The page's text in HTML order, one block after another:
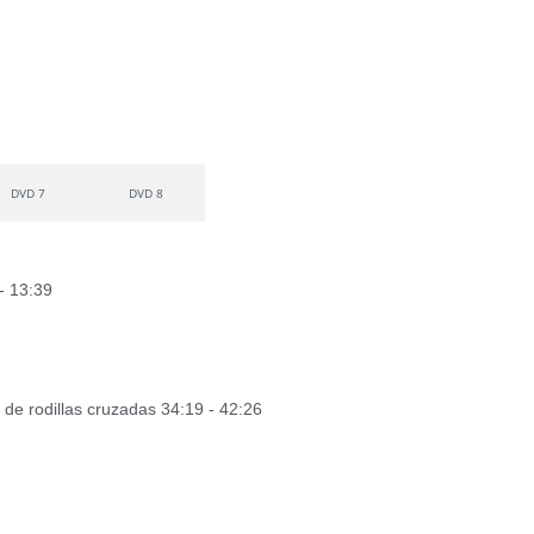
DVD 7 DVD 8
13:39
rodillas cruzadas 34:19 - 42:26